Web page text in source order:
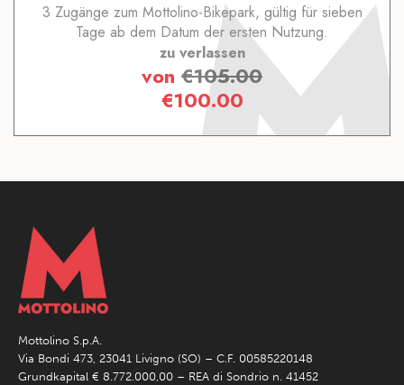
3 Zugänge zum Mottolino-Bikepark, gültig für sieben
Tage ab dem Datum der ersten Nutzung.
zu verlassen
von €105.00
€100.00
Mottolino S.p.A.
Via Bondi 473, 23041 Livigno (SO) – C.F. 00585220148
Grundkapital € 8.772.000,00 – REA di Sondrio n. 41452